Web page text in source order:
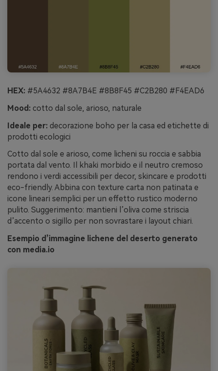
HEX: #5A4632 #8A7B4E #8B8F45 #C2B280 #F4EAD6
Mood: cotto dal sole, arioso, naturale
Ideale per: decorazione boho per la casa ed etichette di
prodotti ecologici
Cotto dal sole e arioso, come licheni su roccia e sabbia
portata dal vento. Il khaki morbido e il neutro cremoso
rendono i verdi accessibili per decor, skincare e prodotti
eco-friendly. Abbina con texture carta non patinata e
icone lineari semplici per un effetto rustico moderno
pulito. Suggerimento: mantieni l’oliva come striscia
d’accento o sigillo per non sovrastare i layout chiari.
Esempio d’immagine lichene del deserto generato
con media.io